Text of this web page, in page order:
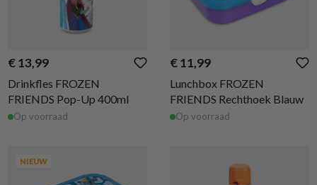
€ 13,99
Drinkfles FROZEN
FRIENDS Pop-Up 400ml
Op voorraad
€ 11,99
Lunchbox FROZEN
FRIENDS Rechthoek Blauw
Op voorraad
NIEUW